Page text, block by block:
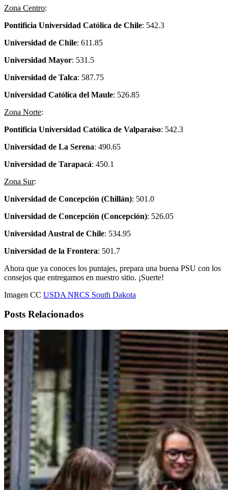
Zona Centro:
Pontificia Universidad Católica de Chile: 542.3
Universidad de Chile: 611.85
Universidad Mayor: 531.5
Universidad de Talca: 587.75
Universidad Católica del Maule: 526.85
Zona Norte:
Pontificia Universidad Católica de Valparaíso: 542.3
Universidad de La Serena: 490.65
Universidad de Tarapacá: 450.1
Zona Sur:
Universidad de Concepción (Chillán): 501.0
Universidad de Concepción (Concepción): 526.05
Universidad Austral de Chile: 534.95
Universidad de la Frontera: 501.7
Ahora que ya conoces los puntajes, prepara una buena PSU con los
consejos que entregamos en nuestro sitio. ¡Suerte!
Imagen CC USDA NRCS South Dakota
Posts Relacionados